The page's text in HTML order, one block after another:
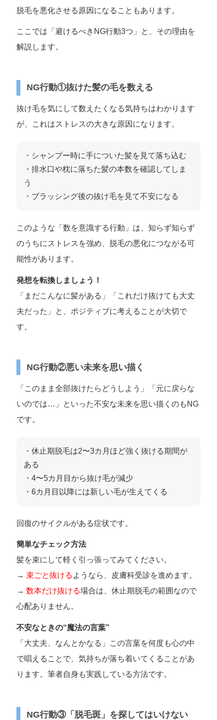
脱毛を悪化させる原因になることもあります。
ここでは「避けるべきNG行動3つ」と、その理由を
解説します。
NG行動①抜けた髪の毛を数える
抜け毛を気にして数えたくなる気持ちはわかります
が、これはストレスの大きな原因になります。
・シャンプー時に手についた髪を見て落ち込む
・排水口や枕に落ちた髪の本数を確認してしま
う
・ブラッシング後の抜け毛を見て不安になる
このような「数を意識する行動」は、知らず知らず
のうちにストレスを強め、脱毛の悪化につながる可
能性があります。
発想を転換しましょう！
「まだこんなに髪がある」「これだけ抜けても大丈
夫だった」と、ポジティブに考えることが大切で
す。
NG行動②悪い未来を思い描く
「このまま全部抜けたらどうしよう」「元に戻らな
いのでは…」といった不安な未来を思い描くのもNG
です。
・休止期脱毛は2〜3カ月ほど強く抜ける期間が
ある
・4〜5カ月目から抜け毛が減少
・6カ月目以降には新しい毛が生えてくる
回復のサイクルがある症状です。
簡単なチェック方法
髪を束にして軽く引っ張ってみてください。
→ 束ごと抜ける ようなら、皮膚科受診を進めます。
→ 数本だけ抜ける場合は、休止期脱毛の範囲なので
心配ありません。
不安なときの“魔法の言葉”
「大丈夫、なんとかなる」この言葉を何度も心の中
で唱えることで、気持ちが落ち着いてくることがあ
ります。筆者自身も実践している方法です。
NG行動③「脱毛斑」を探してはいけない